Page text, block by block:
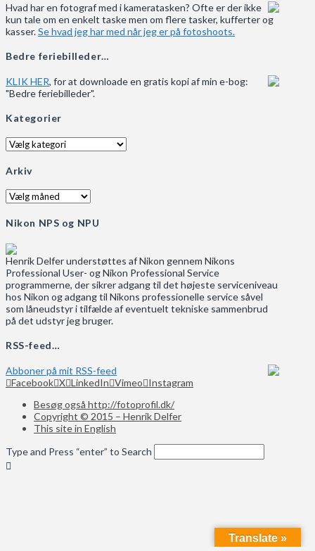
Hvad har en fotograf med i kameratasken? Ofte er der ikke
kun tale om en enkelt taske men om flere tasker, kufferter og
kasser.Se hvad jeg har med når jeg er på fotoshoots.
Bedre feriebilleder…
KLIK HER, for at downloade en gratis kopi af min e-bog:
"Bedre feriebilleder".
Kategorier
Kategorier
Arkiv
Arkiv
Nikon NPS og NPU
Henrik Delfer understøttes af Nikon gennem Nikons
Professional User- og Nikon Professional Service
programmerne, der sikrer adgang til det højeste serviceniveau
hos Nikon og adgang til Nikons professionelle service såvel
som låneudstyr i tilfælde af eventuelt tekniske sammenbrud
på det udstyr jeg bruger.
RSS-feed…
Abboner på mit RSS-feed
Facebook X LinkedIn Vimeo Instagram
Besøg også http://fotoprofil.dk/
Copyright © 2015 – Henrik Delfer
This site in English
Type and Press “enter” to Search
Translate »